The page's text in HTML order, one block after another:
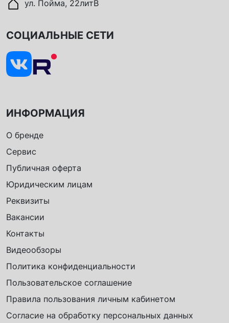
ул. Пойма, 22литВ
ИНФОРМАЦИЯ
О бренде
Сервис
Публичная оферта
Юридическим лицам
Реквизиты
Вакансии
Контакты
Видеообзоры
Политика конфиденциальности
Пользовательское соглашение
Правила пользования личным кабинетом
Согласие на обработку персональных данных
СОЦИАЛЬНЫЕ СЕТИ